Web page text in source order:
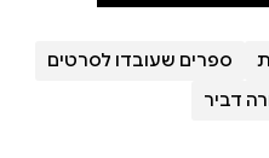
ספרים שעובדו לסרטים
דביר